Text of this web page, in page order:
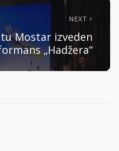
NEXT
Mostar izveden
„Hadžera“